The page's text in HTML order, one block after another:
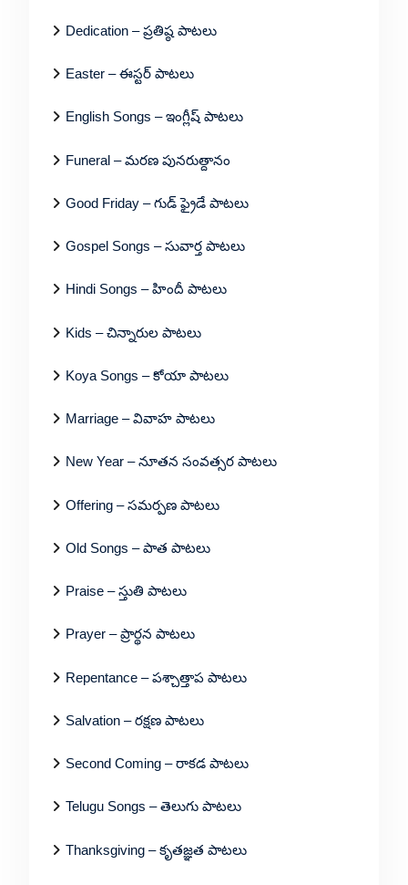
Dedication – ప్రతిష్ఠ పాటలు
Easter – ఈస్టర్ పాటలు
English Songs – ఇంగ్లీష్ పాటలు
Funeral – మరణ పునరుత్దానం
Good Friday – గుడ్ ఫ్రైడే పాటలు
Gospel Songs – సువార్త పాటలు
Hindi Songs – హిందీ పాటలు
Kids – చిన్నారుల పాటలు
Koya Songs – కోయా పాటలు
Marriage – వివాహ పాటలు
New Year – నూతన సంవత్సర పాటలు
Offering – సమర్పణ పాటలు
Old Songs – పాత పాటలు
Praise – స్తుతి పాటలు
Prayer – ప్రార్థన పాటలు
Repentance – పశ్చాత్తాప పాటలు
Salvation – రక్షణ పాటలు
Second Coming – రాకడ పాటలు
Telugu Songs – తెలుగు పాటలు
Thanksgiving – కృతజ్ఞత పాటలు